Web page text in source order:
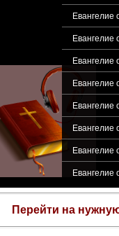
Евангелие
Евангелие
Евангелие
Евангелие
Евангелие
Евангелие
Евангелие
Евангелие
Перейти на